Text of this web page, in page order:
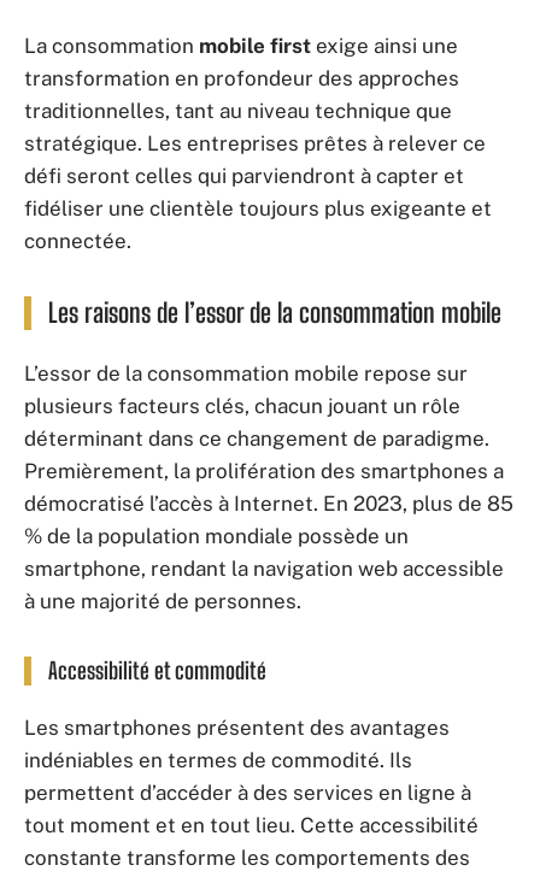
La consommation mobile first exige ainsi une
transformation en profondeur des approches
traditionnelles, tant au niveau technique que
stratégique. Les entreprises prêtes à relever ce
défi seront celles qui parviendront à capter et
fidéliser une clientèle toujours plus exigeante et
connectée.
Les raisons de l’essor de la consommation mobile
L’essor de la consommation mobile repose sur
plusieurs facteurs clés, chacun jouant un rôle
déterminant dans ce changement de paradigme.
Premièrement, la prolifération des smartphones a
démocratisé l’accès à Internet. En 2023, plus de 85
% de la population mondiale possède un
smartphone, rendant la navigation web accessible
à une majorité de personnes.
Accessibilité et commodité
Les smartphones présentent des avantages
indéniables en termes de commodité. Ils
permettent d’accéder à des services en ligne à
tout moment et en tout lieu. Cette accessibilité
constante transforme les comportements des